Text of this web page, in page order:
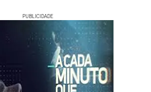
PUBLICIDADE